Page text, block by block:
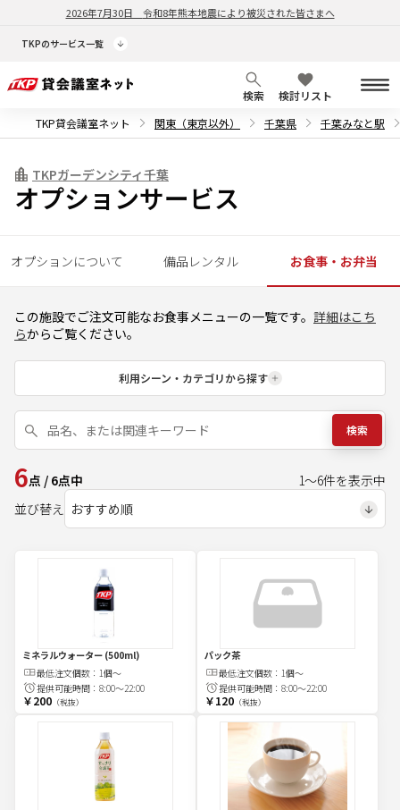
2026年7月30日 令和8年熊本地震により被災された皆さまへ
TKPのサービス一覧
検索
検討リスト
TKP貸会議室ネット
関東（東京以外） 千葉県 千葉みなと駅
TKPガーデンシティ千葉
オプションサービス
オプションについて 備品レンタル お食事・お弁当
この施設でご注文可能なお食事メニューの一覧です。 詳細はこち
らからご覧ください。
利用シーン・カテゴリから探す
検索
6点 / 6点中 1～6件を表示中
並び替え
ミネラルウォーター (500ml)
最低注文個数： 1個〜
提供可能時間： 8:00～22:00
￥200（税抜）
パック茶
最低注文個数： 1個〜
提供可能時間： 8:00～22:00
￥120（税抜）